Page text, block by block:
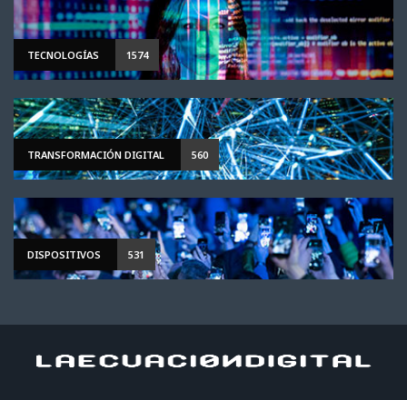
TECNOLOGÍAS 1574
TRANSFORMACIÓN DIGITAL 560
DISPOSITIVOS 531